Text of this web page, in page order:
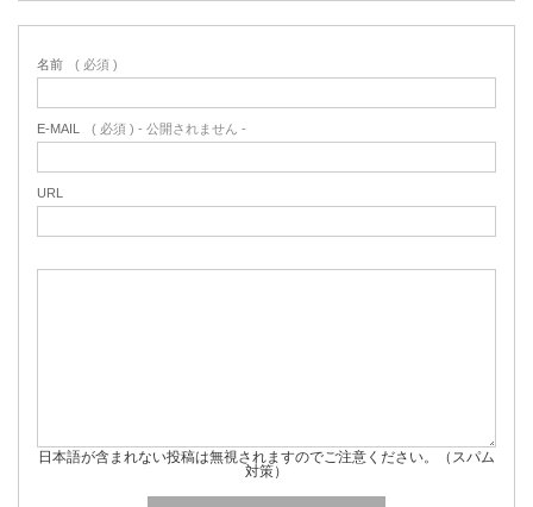
名前 ( 必須 )
E-MAIL ( 必須 ) - 公開されません -
URL
日本語が含まれない投稿は無視されますのでご注意ください。（スパム
対策）